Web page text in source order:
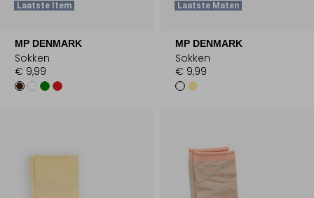
Laatste Item
MP DENMARK
Sokken
€ 9,99
Laatste Maten
MP DENMARK
Sokken
€ 9,99